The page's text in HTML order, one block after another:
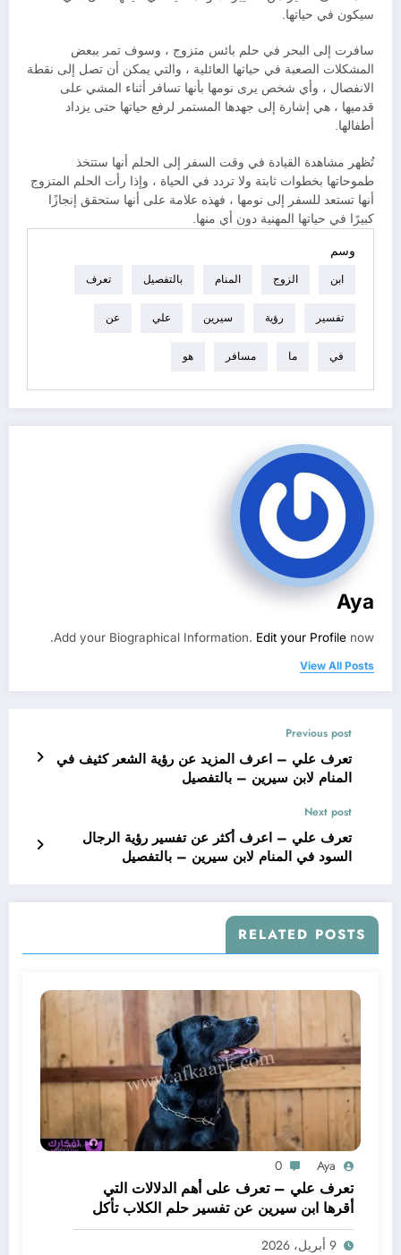
سيكون في حياتها.
سافرت إلى البحر في حلم بائس متزوج ، وسوف تمر ببعض
المشكلات الصعبة في حياتها العائلية ، والتي يمكن أن تصل إلى نقطة
الانفصال ، وأي شخص يرى نومها بأنها تسافر أثناء المشي على
قدميها ، هي إشارة إلى جهدها المستمر لرفع حياتها حتى يزداد
أطفالها.
تُظهر مشاهدة القيادة في وقت السفر إلى الحلم أنها ستتخذ
طموحاتها بخطوات ثابتة ولا تردد في الحياة ، وإذا رأت الحلم المتزوج
أنها تستعد للسفر إلى نومها ، فهذه علامة على أنها ستحقق إنجازًا
كبيرًا في حياتها المهنية دون أي منها.
وسم
ابن الزوج المنام بالتفصيل تعرف
تفسير رؤية سيرين علي عن
في ما مسافر هو
Aya
Add your Biographical Information. Edit your Profile now.
View All Posts
Previous post
تعرف علي – اعرف المزيد عن رؤية الشعر كثيف في
المنام لابن سيرين – بالتفصيل
Next post
تعرف علي – اعرف أكثر عن تفسير رؤية الرجال
السود في المنام لابن سيرين – بالتفصيل
RELATED POSTS
Aya
0
تعرف علي – تعرف على أهم الدلالات التي
أقرها ابن سيرين عن تفسير حلم الكلاب تأكل
لحم – بالتفصيل
9 أبريل، 2026